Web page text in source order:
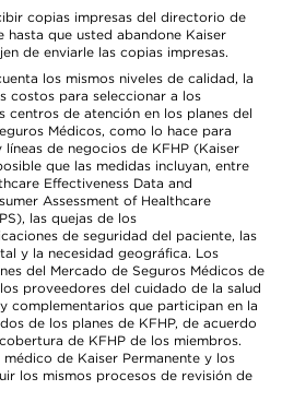
copias impresas del directorio de
hasta que usted abandone Kaiser
de enviarle las copias impresas.
los mismos niveles de calidad, la
costos para seleccionar a los
centros de atención en los planes del
Médicos, como lo hace para
de negocios de KFHP (Kaiser
que las medidas incluyan, entre
Effectiveness Data and
Assessment of Healthcare
las quejas de los
de seguridad del paciente, las
y la necesidad geográfica. Los
del Mercado de Seguros Médicos de
proveedores del cuidado de la salud
complementarios que participan en la
de los planes de KFHP, de acuerdo
de KFHP de los miembros.
de Kaiser Permanente y los
los mismos procesos de revisión de